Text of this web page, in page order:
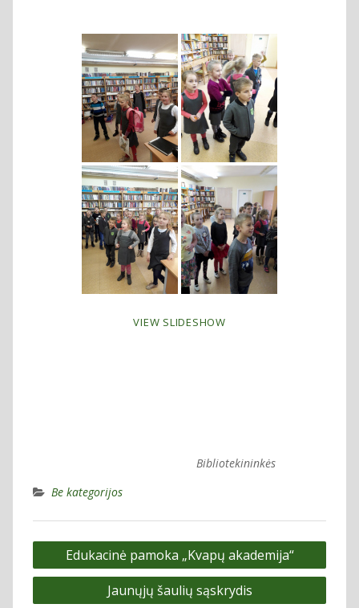
VIEW SLIDESHOW
Bibliotekininkės
Be kategorijos
Navigacija
tarp
Edukacinė pamoka „Kvapų akademija“
Jaunųjų šaulių sąskrydis